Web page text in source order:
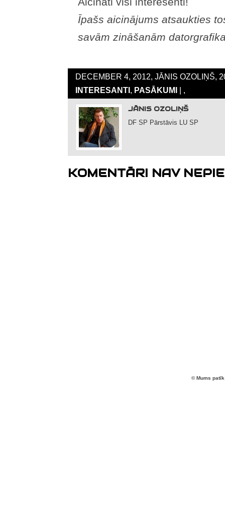
Īpašs aicinājums atsaukties
savām zināšanām
DECEMBER 4, 2012, JĀNIS OZOLIŅŠ,
INTERESANTI, PASĀKUMI | ,
JĀNIS OZOLIŅŠ
DF SP Pārstāvis LU SP
KOMENTĀRI NAV
© Mums